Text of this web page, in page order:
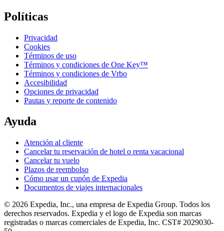
Políticas
Privacidad
Cookies
Términos de uso
Términos y condiciones de One Key™
Términos y condiciones de Vrbo
Accesibilidad
Opciones de privacidad
Pautas y reporte de contenido
Ayuda
Atención al cliente
Cancelar tu reservación de hotel o renta vacacional
Cancelar tu vuelo
Plazos de reembolso
Cómo usar un cupón de Expedia
Documentos de viajes internacionales
© 2026 Expedia, Inc., una empresa de Expedia Group. Todos los
derechos reservados. Expedia y el logo de Expedia son marcas
registradas o marcas comerciales de Expedia, Inc. CST# 2029030-